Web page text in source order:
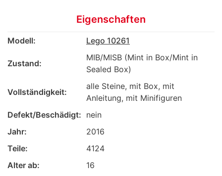
Eigenschaften
Modell: Lego 10261
Zustand:
MIB/MISB (Mint in Box/Mint in
Sealed Box)
Vollständigkeit:
alle Steine, mit Box, mit
Anleitung, mit Minifiguren
Defekt/Beschädigt: nein
Jahr:
2016
Teile:
4124
Alter ab:
16